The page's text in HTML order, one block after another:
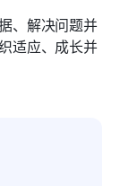
、解决问题并
适应、成长并